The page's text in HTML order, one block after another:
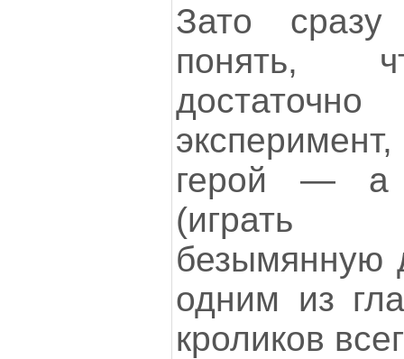
Зато
понять,
герой — а
(играть
безымянную
одним из
кроликов